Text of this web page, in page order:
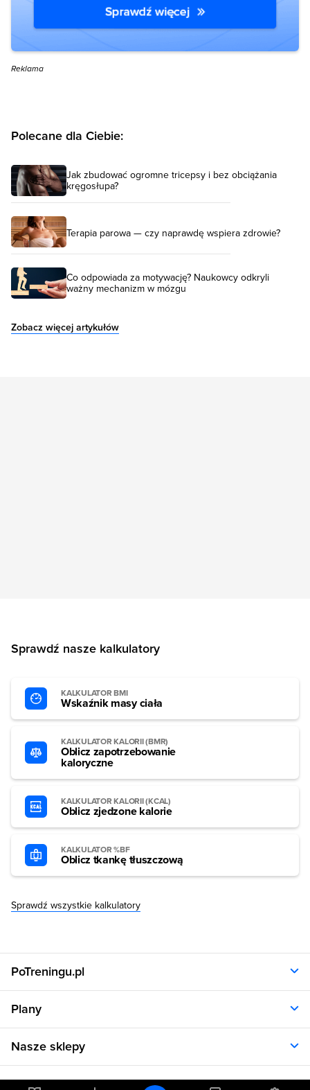
Reklama
Polecane dla Ciebie:
Jak zbudować ogromne tricepsy i bez obciążania
kręgosłupa?
Terapia parowa — czy naprawdę wspiera zdrowie?
Co odpowiada za motywację? Naukowcy odkryli
ważny mechanizm w mózgu
Zobacz więcej artykułów
Sprawdź nasze kalkulatory
KALKULATOR BMI
Wskaźnik masy ciała
KALKULATOR KALORII (BMR)
Oblicz zapotrzebowanie
kaloryczne
KALKULATOR KALORII (KCAL)
Oblicz zjedzone kalorie
KALKULATOR %BF
Oblicz tkankę tłuszczową
Sprawdź wszystkie kalkulatory
PoTreningu.pl
Polityka prywatności
Regulamin
RODO
Aplikacja
Dane kontaktowe
Plany
Plany dla kobiet
Plany dla mężczyzn
Plany dietetyczne
Nasze sklepy
Kalkulatory